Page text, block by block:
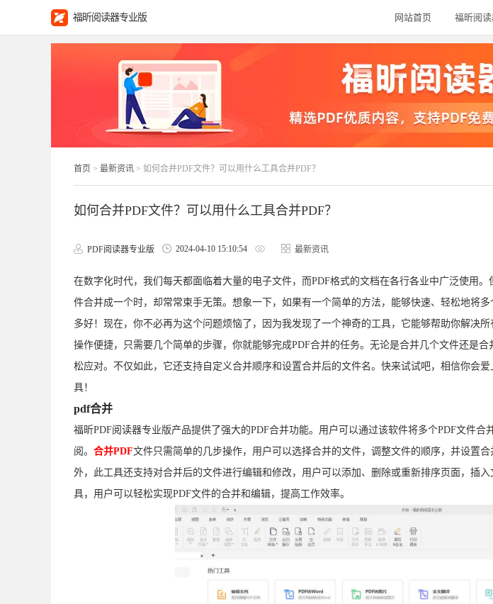
福昕阅读器专业版 网站首页 福昕阅
首页 > 最新资讯 > 如何合并PDF文件？可以用什么工具合并PDF？
如何合并PDF文件？可以用什么工具合并PDF？
PDF阅读器专业版 2024-04-10 15:10:54 最新资讯
在数字化时代，我们每天都面临着大量的电子文件，而PDF格式的文档在各行各业中广泛使用。
件合并成一个时，却常常束手无策。想象一下，如果有一个简单的方法，能够快速、轻松地将
多好！现在，你不必再为这个问题烦恼了，因为我发现了一个神奇的工具，它能够帮助你解决所
操作便捷，只需要几个简单的步骤，你就能够完成PDF合并的任务。无论是合并几个文件还是
松应对。不仅如此，它还支持自定义合并顺序和设置合并后的文件名。快来试试吧，相信你会
具！
pdf合并
福昕PDF阅读器专业版产品提供了强大的PDF合并功能。用户可以通过该软件将多个PDF文件合
阅。 合并PDF文件只需简单的几步操作，用户可以选择合并的文件，调整文件的顺序，并设置
外，此工具还支持对合并后的文件进行编辑和修改，用户可以添加、删除或重新排序页面，插
具，用户可以轻松实现PDF文件的合并和编辑，提高工作效率。